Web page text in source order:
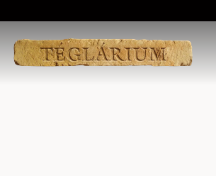
to
content